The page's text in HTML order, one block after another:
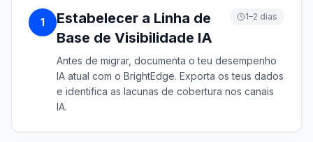
1
Estabelecer a Linha de
Base de Visibilidade IA
1–2 dias
Antes de migrar, documenta o teu desempenho
IA atual com o BrightEdge. Exporta os teus dados
e identifica as lacunas de cobertura nos canais
IA.